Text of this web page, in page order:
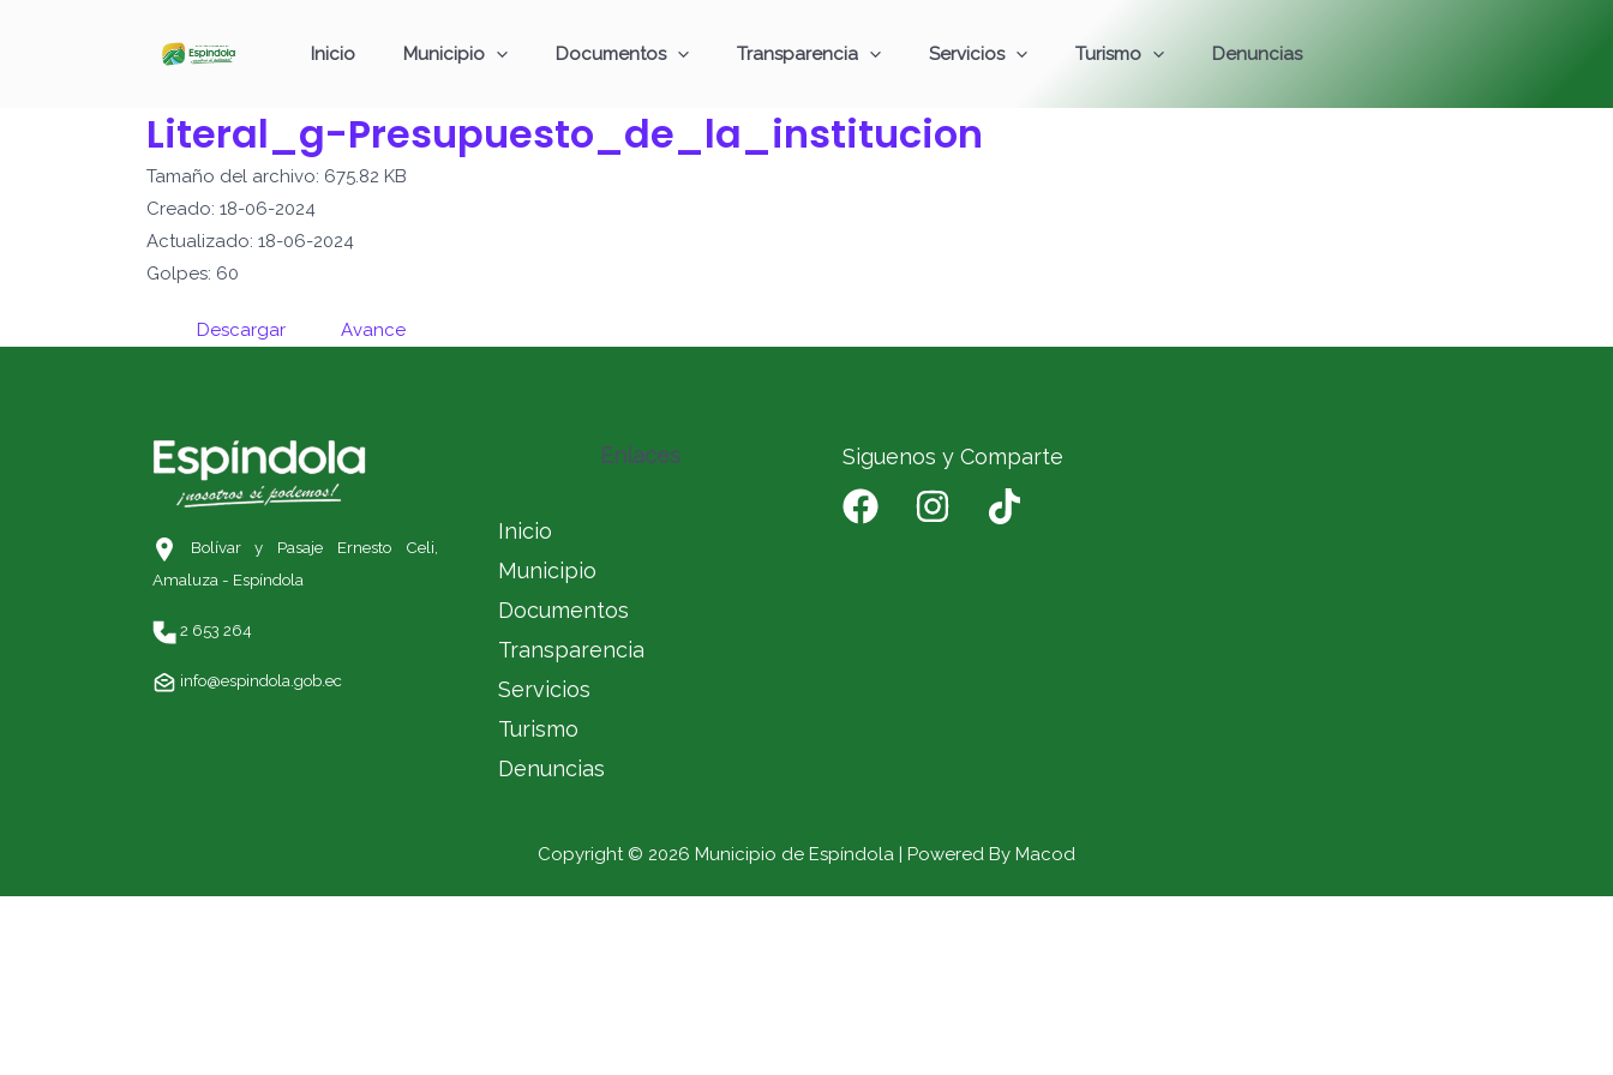
Inicio Municipio Documentos Transparencia Servicios Turismo Denuncias
Literal_g-Presupuesto_de_la_institucion
Tamaño del archivo: 675.82 KB
Creado: 18-06-2024
Actualizado: 18-06-2024
Golpes: 60
Descargar Avance
Bolívar y Pasaje Ernesto Celi,
Amaluza - Espíndola
2 653 264
info@espindola.gob.ec
Enlaces
Inicio
Municipio
Documentos
Transparencia
Servicios
Turismo
Denuncias
Siguenos y Comparte
Copyright © 2026 Municipio de Espíndola | Powered By Macod